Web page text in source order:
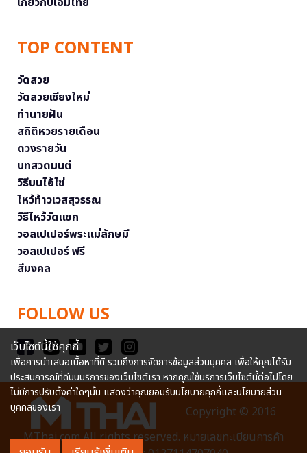
TOP CONTENT
วัดสวย
วัดสวยเชียงใหม่
ทำนายฝัน
สถิติหวยรายเดือน
ดวงรายวัน
บทสวดมนต์
วิธีบนไอ้ไข่
ไหว้ท้าวเวสสุวรรณ
วิธีไหว้วัดแขก
วอลเปเปอร์พระแม่ลักษมี
วอลเปเปอร์ ฟรี
สีมงคล
FOLLOW US
Copyright © 2016
MThai.com All rights reserved. หมายเลขทะเบียนการค้า
เว็บไซต์นี้ใช้คุกกี้
เพื่อการนำเสนอเนื้อหาที่ดี รวมถึงการจัดการข้อมูลส่วนบุคคล เพื่อให้คุณได้รับ
ประสบการณ์ที่ดีบนบริการของเว็บไซต์เรา หากคุณใช้บริการเว็บไซต์นี้ต่อไปโดย
ไม่มีการปรับตั้งค่าใดๆนั้น แสดงว่าคุณยอมรับนโยบายคุกกี้และนโยบายส่วน
บุคคลของเรา